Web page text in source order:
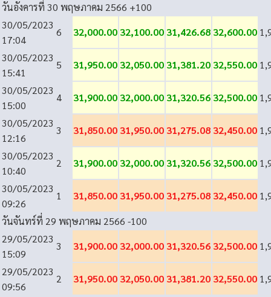
วันอังคารที่ 30 พฤษภาคม 2566 +100
30/05/2023
17:04
6 32,000.00 32,100.00 31,426.68 32,600.00
30/05/2023
15:41
5 31,950.00 32,050.00 31,381.20 32,550.00
30/05/2023
15:00
4 31,900.00 32,000.00 31,320.56 32,500.00
30/05/2023
12:16
3 31,850.00 31,950.00 31,275.08 32,450.00
30/05/2023
10:40
2 31,900.00 32,000.00 31,320.56 32,500.00
30/05/2023
09:26
1 31,850.00 31,950.00 31,275.08 32,450.00
วันจันทร์ที่ 29 พฤษภาคม 2566 -100
29/05/2023
15:09
3 31,900.00 32,000.00 31,320.56 32,500.00
29/05/2023
09:56
2 31,950.00 32,050.00 31,381.20 32,550.00